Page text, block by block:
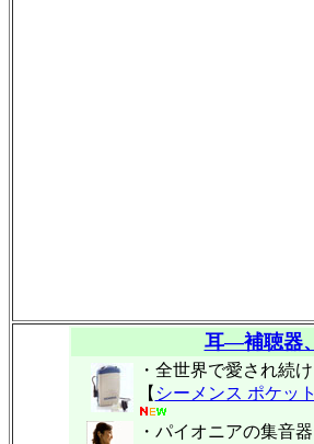
耳―補聴器
・全世界で愛され続
【 シーメンス ポケッ
・パイオニアの集音器